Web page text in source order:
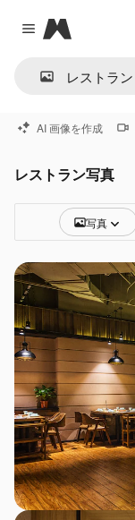
Close menu
Magnific
AI 画像を作成
レストラン写真
写真